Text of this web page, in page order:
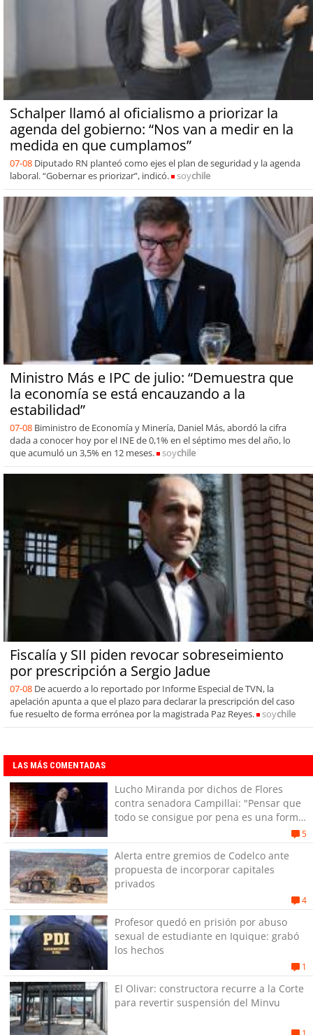
Schalper llamó al oficialismo a priorizar la
agenda del gobierno: “Nos van a medir en la
medida en que cumplamos”
07-08 Diputado RN planteó como ejes el plan de seguridad y la agenda
laboral. “Gobernar es priorizar”, indicó.
soychile
Ministro Más e IPC de julio: “Demuestra que
la economía se está encauzando a la
estabilidad”
07-08 Biministro de Economía y Minería, Daniel Más, abordó la cifra
dada a conocer hoy por el INE de 0,1% en el séptimo mes del año, lo
que acumuló un 3,5% en 12 meses.
soychile
Fiscalía y SII piden revocar sobreseimiento
por prescripción a Sergio Jadue
07-08 De acuerdo a lo reportado por Informe Especial de TVN, la
apelación apunta a que el plazo para declarar la prescripción del caso
fue resuelto de forma errónea por la magistrada Paz Reyes.
soychile
LAS MÁS COMENTADAS
Lucho Miranda por dichos de Flores
contra senadora Campillai: "Pensar que
todo se consigue por pena es una forma
5
Alerta entre gremios de Codelco ante
propuesta de incorporar capitales
privados
4
Profesor quedó en prisión por abuso
sexual de estudiante en Iquique: grabó
los hechos
1
El Olivar: constructora recurre a la Corte
para revertir suspensión del Minvu